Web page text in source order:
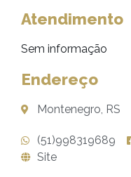
Atendimento
Sem informação
Endereço
Montenegro, RS
(51)998319689
Site